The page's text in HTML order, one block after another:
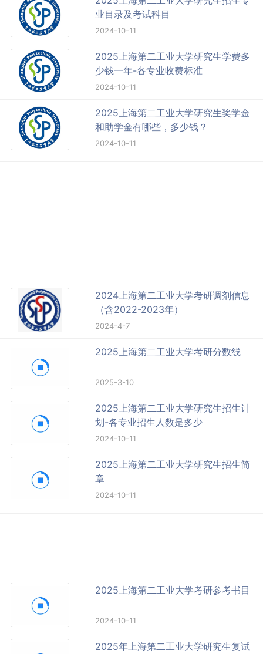
业目录及考试科目
2024-10-11
2025上海第二工业大学研究生学费多
少钱一年-各专业收费标准
2024-10-11
2025上海第二工业大学研究生奖学金
和助学金有哪些，多少钱？
2024-10-11
2024上海第二工业大学考研调剂信息
（含2022-2023年）
2024-4-7
2025上海第二工业大学考研分数线
2025-3-10
2025上海第二工业大学研究生招生计
划-各专业招生人数是多少
2024-10-11
2025上海第二工业大学研究生招生简
章
2024-10-11
2025上海第二工业大学考研参考书目
2024-10-11
2025年上海第二工业大学研究生复试